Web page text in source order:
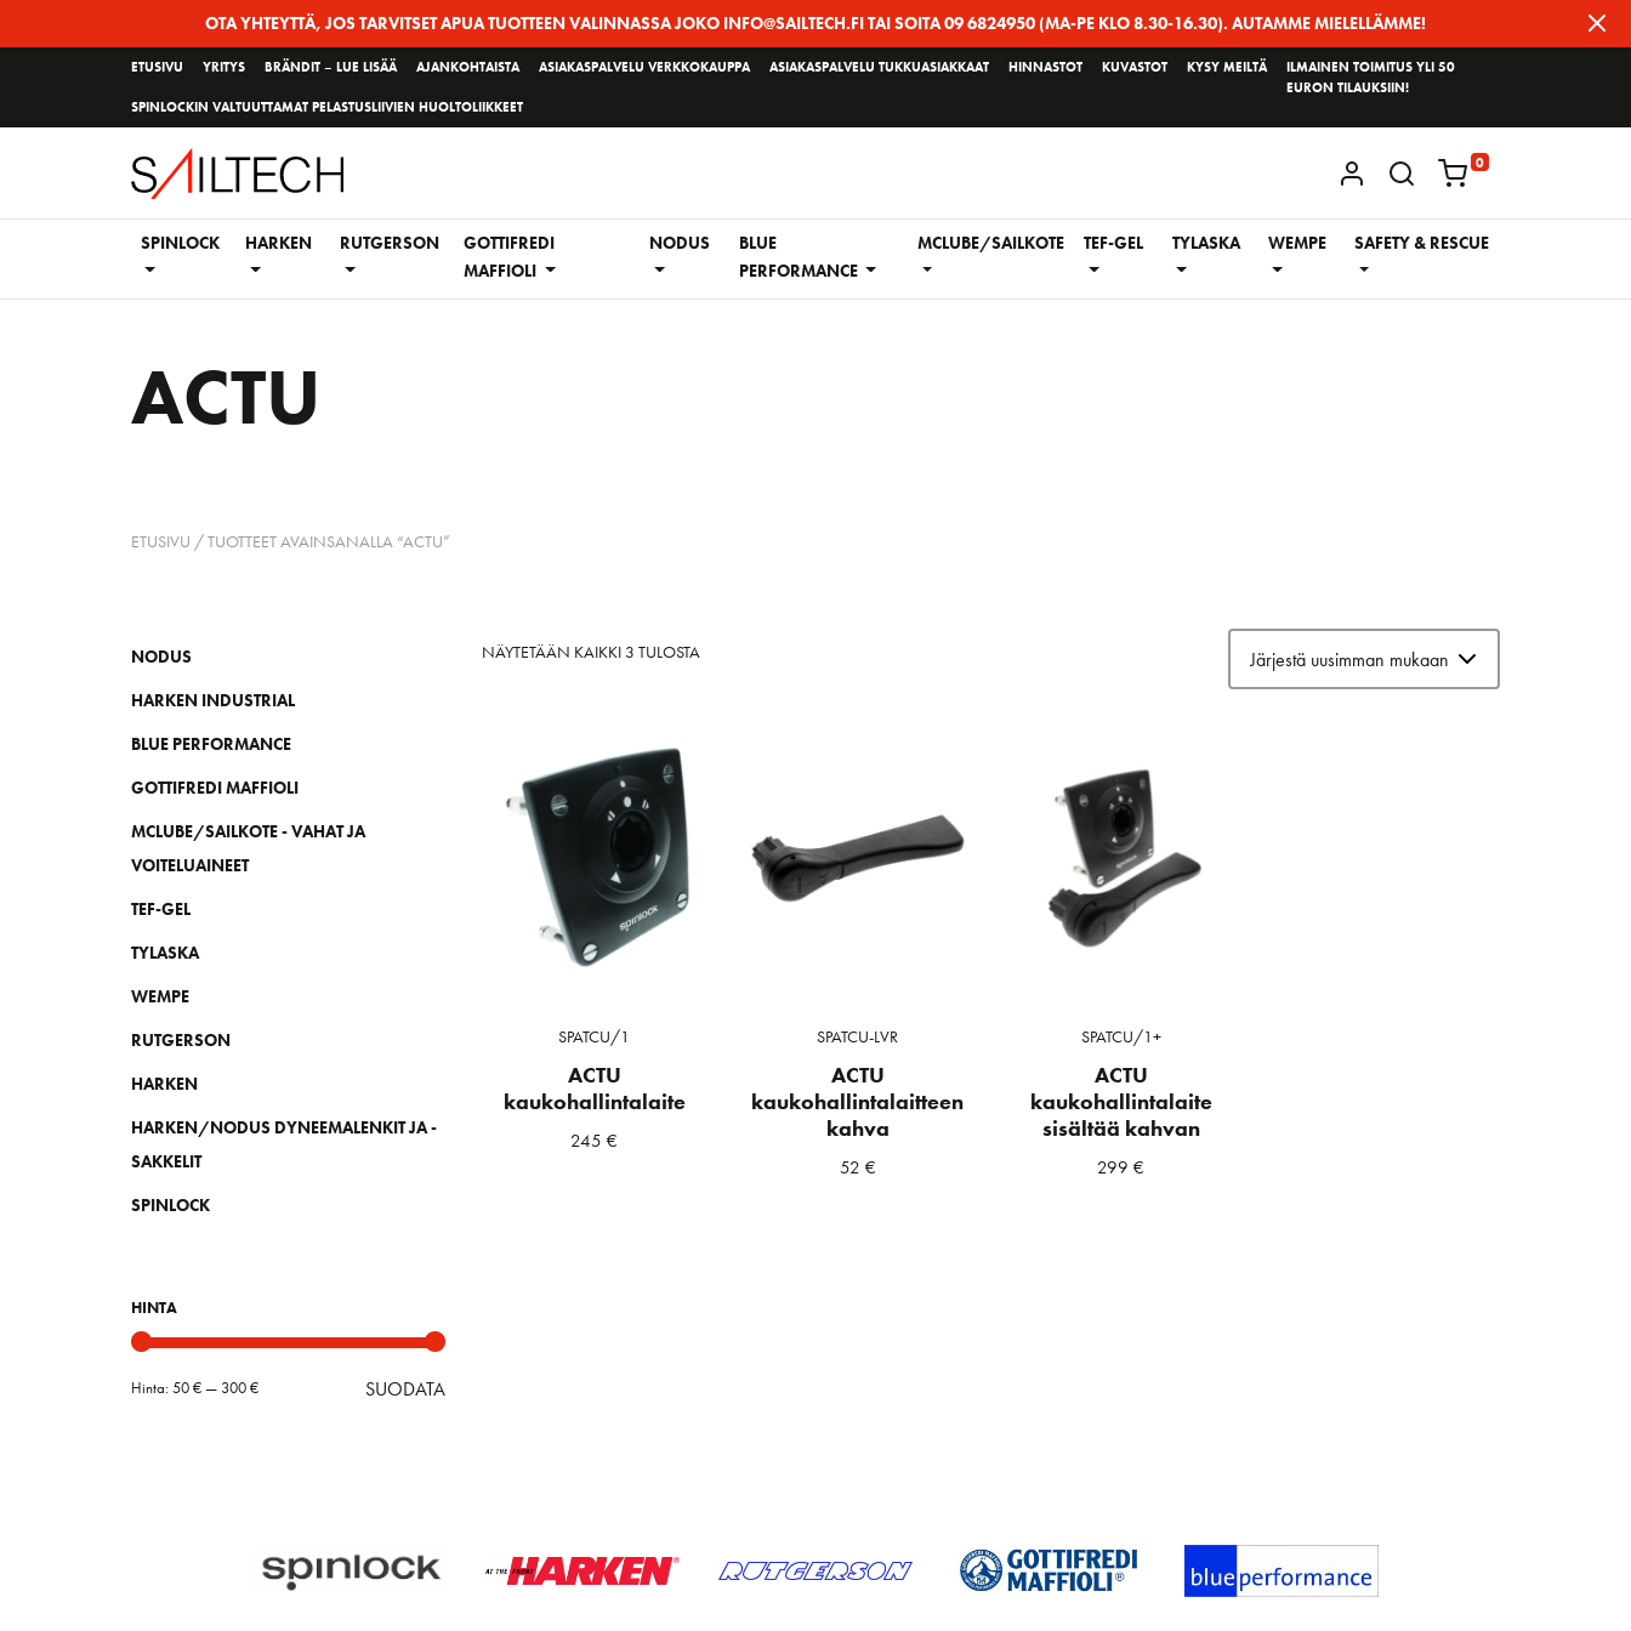
OTA YHTEYTTÄ, JOS TARVITSET APUA TUOTTEEN VALINNASSA JOKO INFO@SAILTECH.FI TAI SOITA 09 6824950 (MA-PE KLO 8.30-16.30). AUTAMME MIELELLÄMME!
ETUSIVU YRITYS BRÄNDIT – LUE LISÄÄ AJANKOHTAISTA ASIAKASPALVELU VERKKOKAUPPA ASIAKASPALVELU TUKKUASIAKKAAT HINNASTOT KUVASTOT KYSY MEILTÄ
SPINLOCKIN VALTUUTTAMAT PELASTUSLIIVIEN HUOLTOLIIKKEET
ILMAINEN TOIMITUS YLI 50
EURON TILAUKSIIN!
KIRJAUDU / REKISTERÖIDY
0
SPINLOCK HARKEN RUTGERSON
GOTTIFREDI
MAFFIOLI
NODUS
BLUE
PERFORMANCE
MCLUBE/SAILKOTE TEF-GEL TYLASKA WEMPE SAFETY & RESCUE
ACTU
ETUSIVU / TUOTTEET AVAINSANALLA “ACTU”
NODUS
HARKEN INDUSTRIAL
BLUE PERFORMANCE
GOTTIFREDI MAFFIOLI
MCLUBE/SAILKOTE - VAHAT JA
VOITELUAINEET
TEF-GEL
TYLASKA
WEMPE
RUTGERSON
HARKEN
HARKEN/NODUS DYNEEMALENKIT JA -
SAKKELIT
SPINLOCK
HINTA
Minimihinta
Maksimihinta
SUODATA
Hinta: 50 €— 300 €
NÄYTETÄÄN KAIKKI 3 TULOSTA
SPATCU/1
ACTU
kaukohallintalaite
245€
SPATCU-LVR
ACTU
kaukohallintalaitteen
kahva
52 €
SPATCU/1+
ACTU
kaukohallintalaite
sisältää kahvan
299€